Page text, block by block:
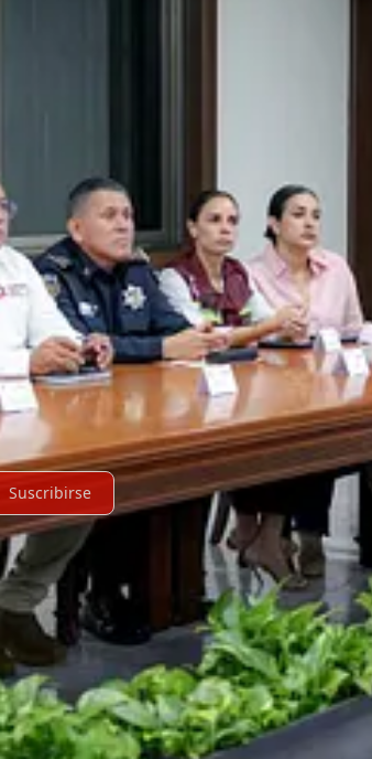
Suscribirse
∙Términos∙ Aviso de recolección